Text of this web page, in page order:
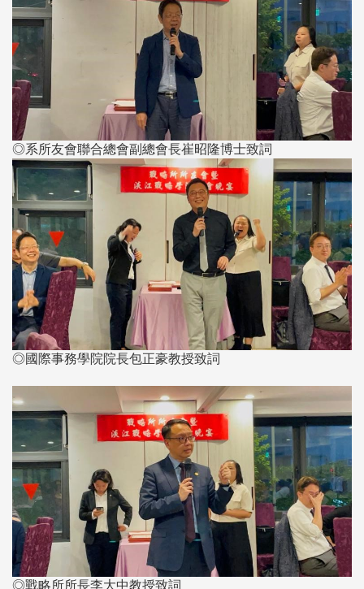
◎系所友會聯合總會副總會長崔昭隆博士致詞
◎國際事務學院院長包正豪教授致詞
◎戰略所所長李大中教授致詞